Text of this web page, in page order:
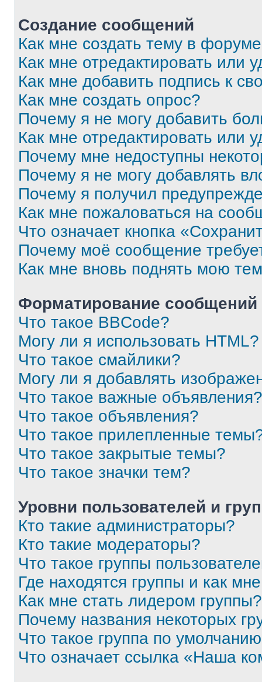
Создание сообщений
Как мне создать тему в
Как мне отредактировать или
Как мне добавить подпись к
Как мне создать опрос?
Почему я не могу добавить
Как мне отредактировать или
Почему мне недоступны
Почему я не могу добавлять
Почему я получил
Как мне пожаловаться на
Что означает кнопка
Почему моё сообщение
Как мне вновь поднять мою
Форматирование
Что такое BBCode?
Могу ли я использовать HTML?
Что такое смайлики?
Могу ли я добавлять
Что такое важные объявления?
Что такое объявления?
Что такое прилепленные
Что такое закрытые темы?
Что такое значки тем?
Уровни пользователей и
Кто такие администраторы?
Кто такие модераторы?
Что такое группы
Где находятся группы и как
Как мне стать лидером группы?
Почему названия некоторых
Что такое группа по
Что означает ссылка «Наша